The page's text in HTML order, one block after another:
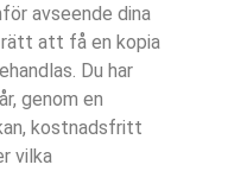
avseende dina
rätt att få en kopia
Du har
genom en
kostnadsfritt
vilka